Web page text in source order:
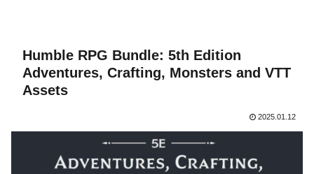
Humble RPG Bundle: 5th Edition
Adventures, Crafting, Monsters and VTT
Assets
2025.01.12